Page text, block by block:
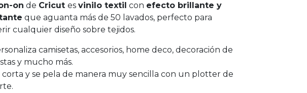
on de Cricut es vinilo textil con efecto brillante y
que aguanta más de 50 lavados, perfecto para
cualquier diseño sobre tejidos.
camisetas, accesorios, home deco, decoración de
y mucho más.
corta y se pela de manera muy sencilla con un plotter de